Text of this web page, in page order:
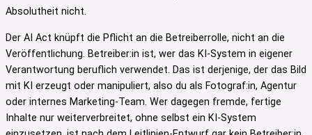
Absolutheit nicht.
Der AI Act knüpft die Pflicht an die Betreiberrolle, nicht an die
Veröffentlichung. Betreiber:in ist, wer das KI-System in eigener
Verantwortung beruflich verwendet. Das ist derjenige, der das Bild
mit KI erzeugt oder manipuliert, also du als Fotograf:in, Agentur
oder internes Marketing-Team. Wer dagegen fremde, fertige
Inhalte nur weiterverbreitet, ohne selbst ein KI-System